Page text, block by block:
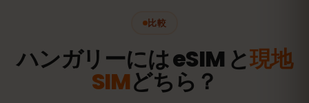
比較
ハンガリーには eSIM と現地
SIMどちら？